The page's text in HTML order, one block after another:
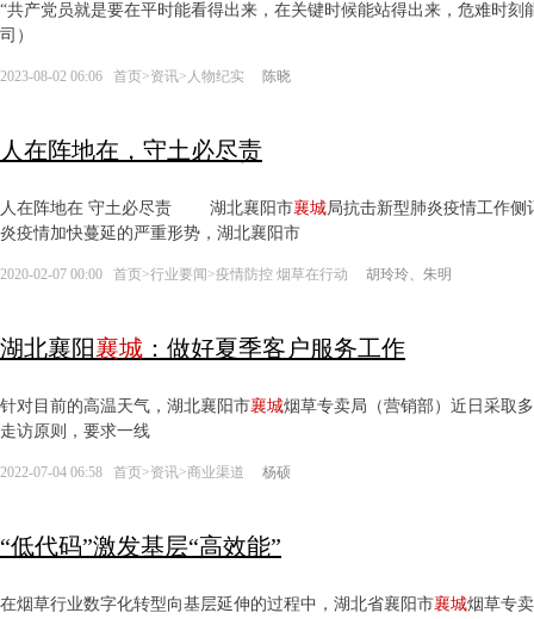
“共产党员就是要在平时能看得出来，在关键时候能站得出来，危难时刻
司）
2023-08-02 06:06 首页>资讯> 人物纪实 陈晓
人在阵地在，守土必尽责
人在阵地在 守土必尽责 湖北襄阳市襄城局抗击新型肺炎疫情工作
炎疫情加快蔓延的严重形势，湖北襄阳市
2020-02-07 00:00 首页>行业要闻 >疫情防控 烟草在行动 胡玲玲、朱明
湖北襄阳襄城 ：做好夏季客户服务工作
针对目前的高温天气，湖北襄阳市襄城烟草专卖局（营销部）近日采取
走访原则，要求一线
2022-07-04 06:58 首页>资讯>商业渠道 杨硕
“低代码”激发基层“高效能”
在烟草行业数字化转型向基层延伸的过程中，湖北省襄阳市襄城烟草专